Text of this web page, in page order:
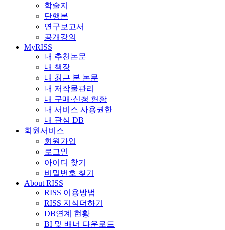
학술지
단행본
연구보고서
공개강의
MyRISS
내 추천논문
내 책장
내 최근 본 논문
내 저작물관리
내 구매·신청 현황
내 서비스 사용권한
내 관심 DB
회원서비스
회원가입
로그인
아이디 찾기
비밀번호 찾기
About RISS
RISS 이용방법
RISS 지식더하기
DB연계 현황
BI 및 배너 다운로드